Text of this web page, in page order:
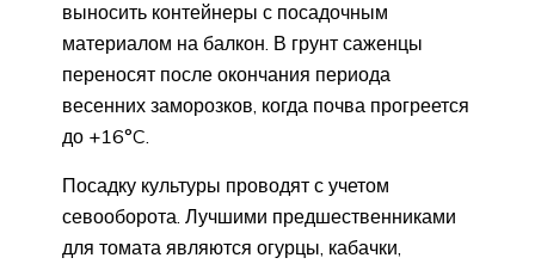
выносить контейнеры с посадочным
материалом на балкон. В грунт саженцы
переносят после окончания периода
весенних заморозков, когда почва прогреется
до +16°C.
Посадку культуры проводят с учетом
севооборота. Лучшими предшественниками
для томата являются огурцы, кабачки,